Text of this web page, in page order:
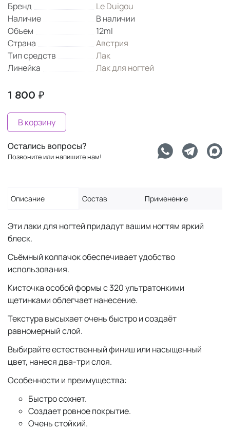
Бренд
Le Duigou
Наличие
В наличии
Объем
12ml
Страна
Австрия
Тип средств
Лак
Линейка
Лак для ногтей
1 800 ₽
В корзину
Остались вопросы?
Позвоните или напишите нам!
Описание Состав Применение
Эти лаки для ногтей придадут вашим ногтям яркий
блеск.
Съёмный колпачок обеспечивает удобство
использования.
Кисточка особой формы с 320 ультратонкими
щетинками облегчает нанесение.
Текстура высыхает очень быстро и создаёт
равномерный слой.
Выбирайте естественный финиш или насыщенный
цвет, нанеся два-три слоя.
Особенности и преимущества:
Быстро сохнет.
Создает ровное покрытие.
Очень стойкий.